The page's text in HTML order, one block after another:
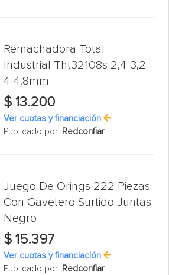
Remachadora Total
Industrial Tht32108s 2,4-3,2-
4-4.8mm
$ 13.200
Ver cuotas y financiación
Publicado por: Redconfiar
Juego De Orings 222 Piezas
Con Gavetero Surtido Juntas
Negro
$ 15.397
Ver cuotas y financiación
Publicado por: Redconfiar